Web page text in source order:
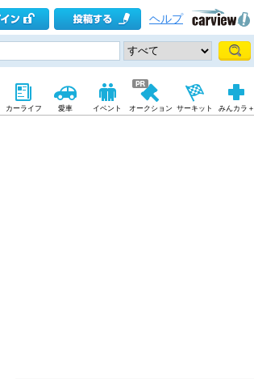
ヘルプ
カーライフ 愛車 イベント オークション サーキット みんカラ＋